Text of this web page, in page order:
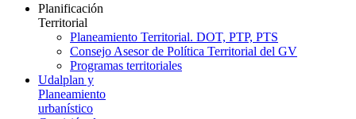
Planificación
Territorial
Planeamiento Territorial. DOT, PTP, PTS
Consejo Asesor de Política Territorial del GV
Programas territoriales
Udalplan y
Planeamiento
urbanístico